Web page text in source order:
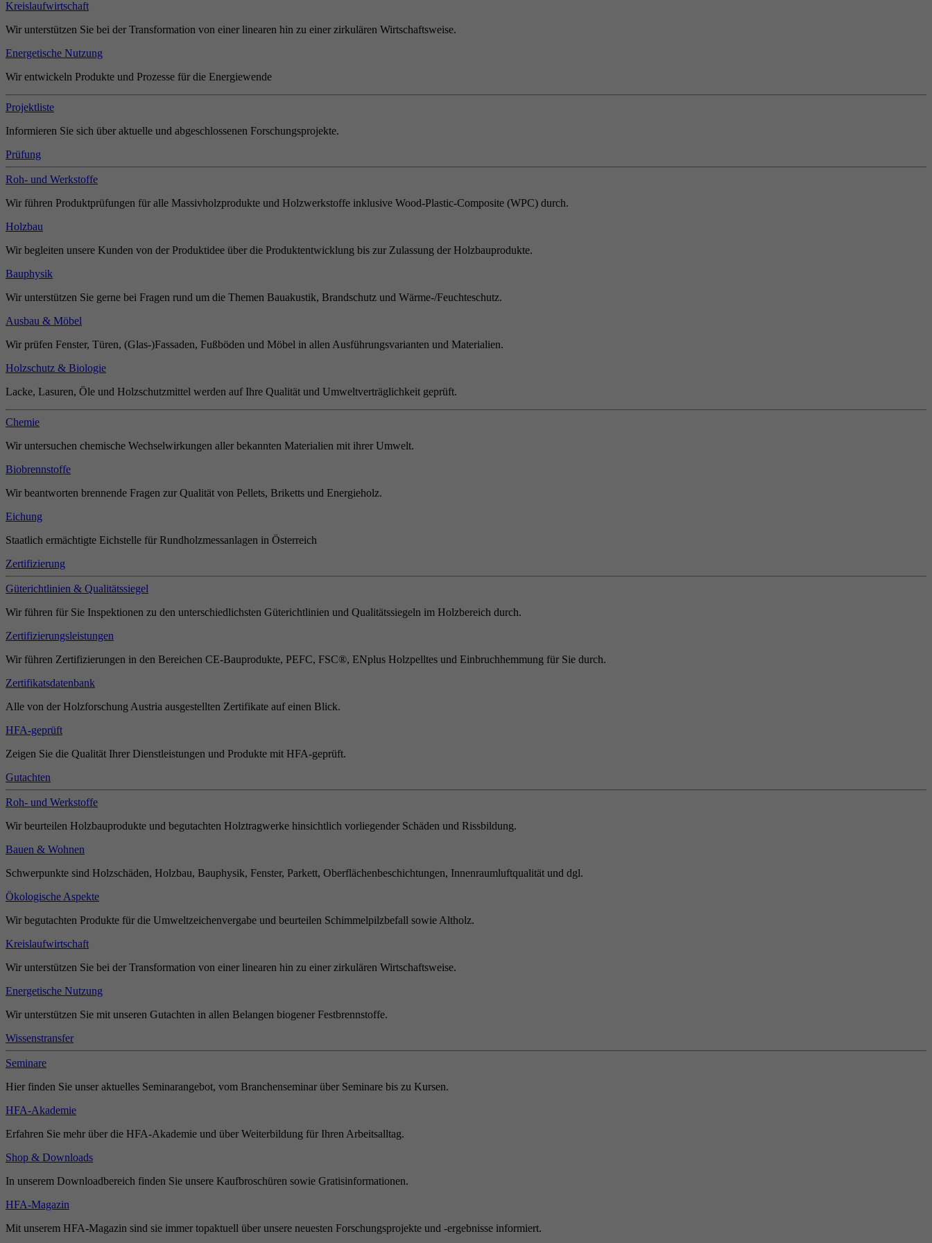
Kreislaufwirtschaft
Wir unterstützen Sie bei der Transformation von einer linearen hin zu einer zirkulären Wirtschaftsweise.
Energetische Nutzung
Wir entwickeln Produkte und Prozesse für die Energiewende
Projektliste
Informieren Sie sich über aktuelle und abgeschlossenen Forschungsprojekte.
Prüfung
Roh- und Werkstoffe
Wir führen Produktprüfungen für alle Massivholzprodukte und Holzwerkstoffe inklusive Wood-Plastic-Composite (WPC) durch.
Holzbau
Wir begleiten unsere Kunden von der Produktidee über die Produktentwicklung bis zur Zulassung der Holzbauprodukte.
Bauphysik
Wir unterstützen Sie gerne bei Fragen rund um die Themen Bauakustik, Brandschutz und Wärme-/Feuchteschutz.
Ausbau & Möbel
Wir prüfen Fenster, Türen, (Glas-)Fassaden, Fußböden und Möbel in allen Ausführungsvarianten und Materialien.
Holzschutz & Biologie
Lacke, Lasuren, Öle und Holzschutzmittel werden auf Ihre Qualität und Umweltverträglichkeit geprüft.
Chemie
Wir untersuchen chemische Wechselwirkungen aller bekannten Materialien mit ihrer Umwelt.
Biobrennstoffe
Wir beantworten brennende Fragen zur Qualität von Pellets, Briketts und Energieholz.
Eichung
Staatlich ermächtigte Eichstelle für Rundholzmessanlagen in Österreich
Zertifizierung
Güterichtlinien & Qualitätssiegel
Wir führen für Sie Inspektionen zu den unterschiedlichsten Güterichtlinien und Qualitätssiegeln im Holzbereich durch.
Zertifizierungsleistungen
Wir führen Zertifizierungen in den Bereichen CE-Bauprodukte, PEFC, FSC®, ENplus Holzpelltes und Einbruchhemmung für Sie durch.
Zertifikatsdatenbank
Alle von der Holzforschung Austria ausgestellten Zertifikate auf einen Blick.
HFA-geprüft
Zeigen Sie die Qualität Ihrer Dienstleistungen und Produkte mit HFA-geprüft.
Gutachten
Roh- und Werkstoffe
Wir beurteilen Holzbauprodukte und begutachten Holztragwerke hinsichtlich vorliegender Schäden und Rissbildung.
Bauen & Wohnen
Schwerpunkte sind Holzschäden, Holzbau, Bauphysik, Fenster, Parkett, Oberflächenbeschichtungen, Innenraumluftqualität und dgl.
Ökologische Aspekte
Wir begutachten Produkte für die Umweltzeichenvergabe und beurteilen Schimmelpilzbefall sowie Altholz.
Kreislaufwirtschaft
Wir unterstützen Sie bei der Transformation von einer linearen hin zu einer zirkulären Wirtschaftsweise.
Energetische Nutzung
Wir unterstützen Sie mit unseren Gutachten in allen Belangen biogener Festbrennstoffe.
Wissenstransfer
Seminare
Hier finden Sie unser aktuelles Seminarangebot, vom Branchenseminar über Seminare bis zu Kursen.
HFA-Akademie
Erfahren Sie mehr über die HFA-Akademie und über Weiterbildung für Ihren Arbeitsalltag.
Shop & Downloads
In unserem Downloadbereich finden Sie unsere Kaufbroschüren sowie Gratisinformationen.
HFA-Magazin
Mit unserem HFA-Magazin sind sie immer topaktuell über unsere neuesten Forschungsprojekte und -ergebnisse informiert.